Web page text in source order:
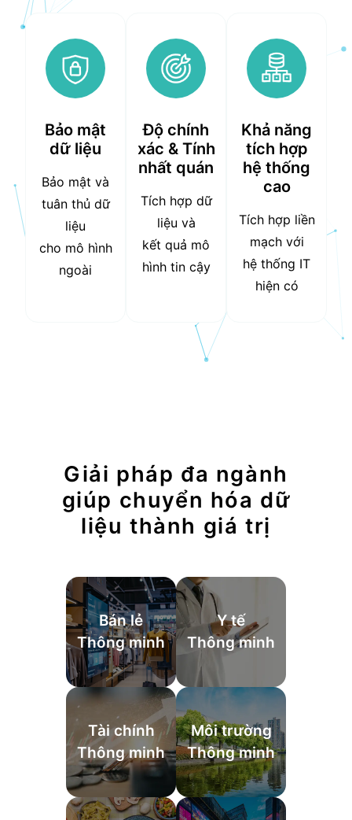
Bảo mật
dữ liệu
Bảo mật và
tuân thủ dữ
liệu
cho mô hình
ngoài
Độ chính
xác & Tính
nhất quán
Tích hợp dữ
liệu và
kết quả mô
hình tin cậy
Khả năng
tích hợp
hệ thống
cao
Tích hợp liền
mạch với
hệ thống IT
hiện có
Giải pháp đa ngành
giúp chuyển hóa dữ
liệu thành giá trị
Bán lẻ
Thông minh
Y tế
Thông minh
Tài chính
Thông minh
Môi trường
Thông minh